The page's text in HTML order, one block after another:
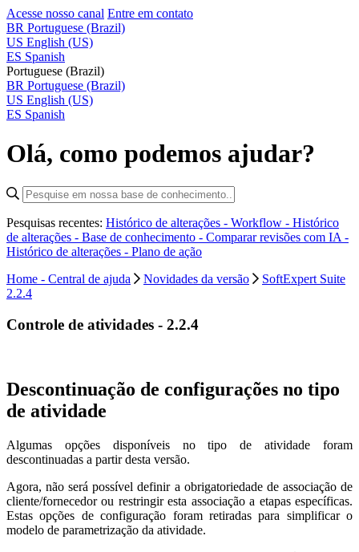
Acesse nosso canal Entre em contato
BR Portuguese (Brazil)
US English (US)
ES Spanish
Portuguese (Brazil)
BR Portuguese (Brazil)
US English (US)
ES Spanish
Olá, como podemos ajudar?
Pesquisas recentes: Histórico de alterações - Workflow - Histórico
de alterações - Base de conhecimento - Comparar revisões com IA -
Histórico de alterações - Plano de ação
Home - Central de ajuda
Novidades da versão
SoftExpert Suite
2.2.4
Controle de atividades - 2.2.4
Descontinuação de configurações no tipo
de atividade
Algumas opções disponíveis no tipo de atividade foram
descontinuadas a partir desta versão.
Agora, não será possível definir a obrigatoriedade de associação de
cliente/fornecedor ou restringir esta associação a etapas específicas.
Estas opções de configuração foram retiradas para simplificar o
modelo de parametrização da atividade.